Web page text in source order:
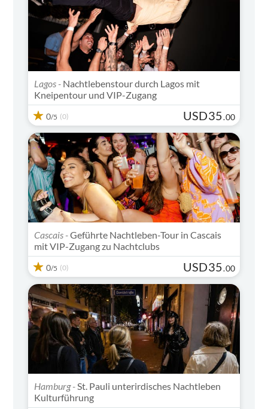
Lagos - Nachtlebenstour durch Lagos mit
Kneipentour und VIP-Zugang
0/5 (0) USD35.00
Cascais -Geführte Nachtleben-Tour in Cascais
mit VIP-Zugang zu Nachtclubs
0/5 (0) USD35.00
Hamburg - St. Pauli unterirdisches Nachtleben
Kulturführung